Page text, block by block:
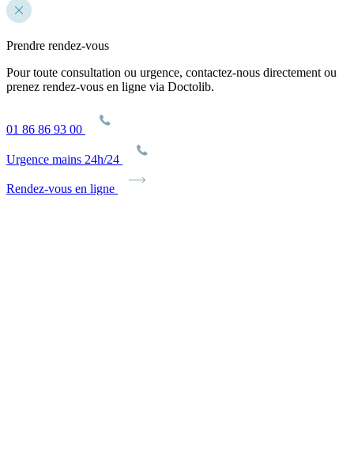
Prendre rendez-vous
Pour toute consultation ou urgence, contactez-nous directement ou
prenez rendez-vous en ligne via Doctolib.
01 86 86 93 00
Urgence mains 24h/24
Rendez-vous en ligne